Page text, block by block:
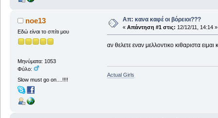
noe13
Εδώ είναι το σπίτι μου
Μηνύματα: 1053
Φύλο:
Slow must go on....!!!!
Απ: κανα καφέ οι βόρειοι???
« Απάντηση #1 στις: 12/12/11, 14:14 »
αν θελετε εναν μελλοντικο κιθαριστα
Actual Girls